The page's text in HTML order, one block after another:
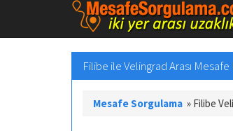
Filibe ile Velingrad Arası
Mesafe Sorgulama » Filibe